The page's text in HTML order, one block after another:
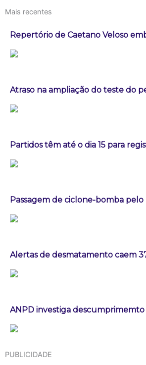
Mais recentes
Repertório de Caetano Veloso
Atraso na ampliação do teste do
Partidos têm até o dia 15 para
Passagem de ciclone-bomba
Alertas de desmatamento caem
ANPD investiga
PUBLICIDADE